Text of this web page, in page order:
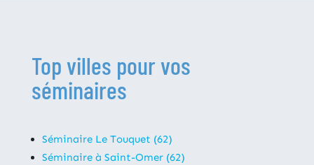
Top villes pour vos
séminaires
Séminaire Le Touquet (62)
Séminaire à Saint-Omer (62)